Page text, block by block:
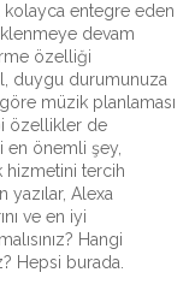
kolayca entegre eden
devam
özelliği
duygu durumunuza
müzik planlaması
özellikler de
en önemli şey,
hizmetini tercih
yazılar, Alexa
ve en iyi
Hangi
Hepsi burada.